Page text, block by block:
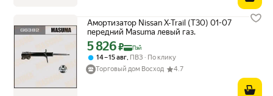
Амортизатор Nissan X-Trail (T30) 01-07
передний Masuma левый газ.
Цена с картой Яндекс Пэй 5826 ₽ вместо
5 826₽ Пэй
14 – 15 авг, ПВЗ
По клику
Торговый дом Восход
4.7